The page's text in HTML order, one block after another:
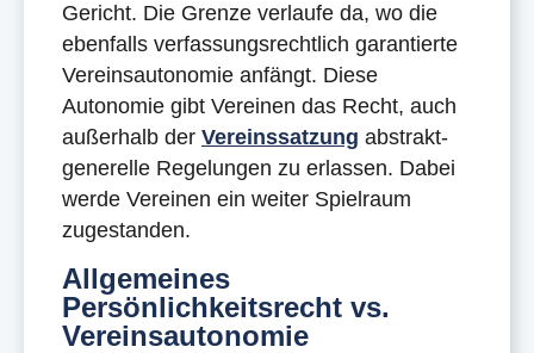
Gericht. Die Grenze verlaufe da, wo die
ebenfalls verfassungsrechtlich garantierte
Vereinsautonomie anfängt. Diese
Autonomie gibt Vereinen das Recht, auch
außerhalb der Vereinssatzung abstrakt-
generelle Regelungen zu erlassen. Dabei
werde Vereinen ein weiter Spielraum
zugestanden.
Allgemeines
Persönlichkeitsrecht vs.
Vereinsautonomie